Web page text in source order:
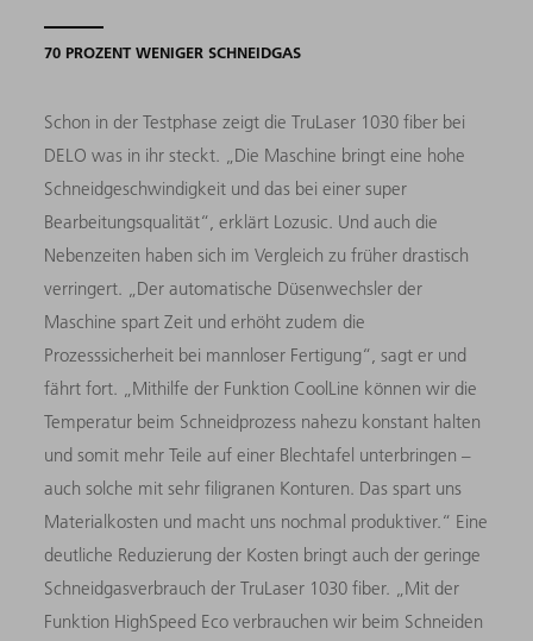
70 PROZENT WENIGER SCHNEIDGAS
Schon in der Testphase zeigt die TruLaser 1030 fiber bei
DELO was in ihr steckt. „Die Maschine bringt eine hohe
Schneidgeschwindigkeit und das bei einer super
Bearbeitungsqualität“, erklärt Lozusic. Und auch die
Nebenzeiten haben sich im Vergleich zu früher drastisch
verringert. „Der automatische Düsenwechsler der
Maschine spart Zeit und erhöht zudem die
Prozesssicherheit bei mannloser Fertigung“, sagt er und
fährt fort. „Mithilfe der Funktion CoolLine können wir die
Temperatur beim Schneidprozess nahezu konstant halten
und somit mehr Teile auf einer Blechtafel unterbringen –
auch solche mit sehr filigranen Konturen. Das spart uns
Materialkosten und macht uns nochmal produktiver.“ Eine
deutliche Reduzierung der Kosten bringt auch der geringe
Schneidgasverbrauch der TruLaser 1030 fiber. „Mit der
Funktion HighSpeed Eco verbrauchen wir beim Schneiden